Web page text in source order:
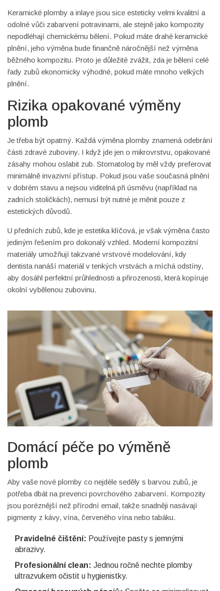
Keramické plomby a inlaye jsou sice esteticky velmi kvalitní a
odolné vůči zabarvení potravinami, ale stejně jako kompozity
nepodléhají chemickému bělení. Pokud máte drahé keramické
plnění, jeho výměna bude finančně náročnější než výměna
běžného kompozitu. Proto je důležité zvážit, zda je bělení celé
řady zubů ekonomicky výhodné, pokud máte mnoho velkých
plnění.
Rizika opakované výměny
plomb
Je třeba být opatrný. Každá výměna plomby znamená odebrání
části zdravé zuboviny. I když jde jen o mikrovrstvu, opakované
zásahy mohou oslabit zub. Stomatolog by měl vždy preferovat
minimálně invazivní přístup. Pokud jsou vaše současná plnění
v dobrém stavu a nejsou viditelná při úsměvu (například na
zadních stoličkách), nemusí být nutné je měnit pouze z
estetických důvodů.
U předních zubů, kde je estetika klíčová, je však výměna často
jediným řešením pro dokonalý vzhled. Moderní kompozitní
materiály umožňují takzvané vrstvové modelování, kdy
dentista nanáší materiál v tenkých vrstvách a míchá odstíny,
aby dosáhl perfektní průhlednosti a přirozenosti, která kopíruje
okolní vybělenou zubovinu.
Domácí péče po výměně
plomb
Aby vaše nové plomby co nejdéle seděly s barvou zubů, je
potřeba dbát na prevenci povrchového zabarvení. Kompozity
jsou poréznější než přírodní email, takže snadněji nasávají
pigmenty z kávy, vína, červeného vína nebo tabáku.
Pravidelné čištění: Používejte pasty s jemnými
abrazivy.
Profesionální clean: Jednou ročně nechte plomby
ultrazvukem očistit u hygienistky.